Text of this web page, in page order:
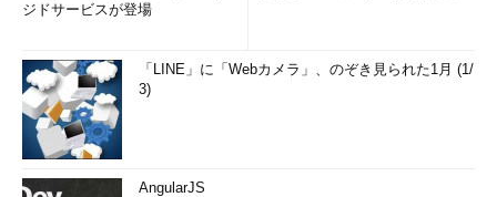
ジドサービスが登場
「LINE」に「Webカメラ」、のぞき見られた1月 (1/
3)
AngularJS